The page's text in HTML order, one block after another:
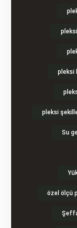
pleksi
pleksi
Su
özel ölçü